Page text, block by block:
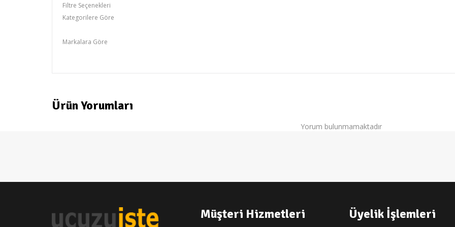
Filtre Seçenekleri
Kategorilere Göre
Markalara Göre
Ürün Yorumları
Yorum bulunmamaktadır
Müşteri Hizmetleri Üyelik İşlemleri